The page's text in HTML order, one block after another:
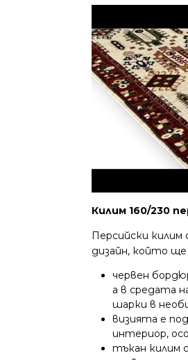
Килим 160/230
Персийски
дизайн, който ще
червен
а в средата
шарки в
визията е
интериор,
тъкан килим